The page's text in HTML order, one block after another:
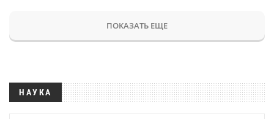
ПОКАЗАТЬ ЕЩЕ
НАУКА